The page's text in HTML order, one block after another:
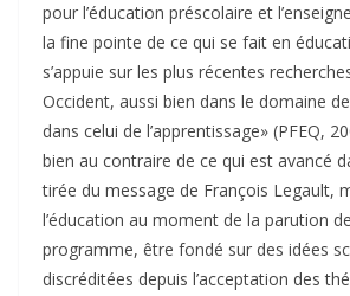
pour l’éducation préscolaire et
la fine pointe de ce qui se fait en
s’appuie sur les plus récentes
Occident, aussi bien dans le domaine
dans celui de l’apprentissage» (PFEQ,
bien au contraire de ce qui est avancé
tirée du message de François Legault,
l’éducation au moment de la parution
programme, être fondé sur des idées
discréditées depuis l’acceptation des